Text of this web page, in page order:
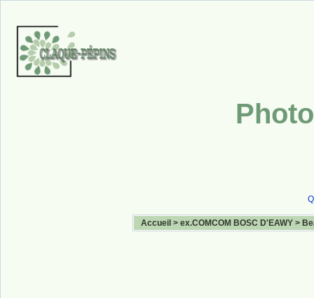
Accueil > ex.COMCOM BOSC D'EAWY >